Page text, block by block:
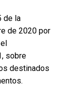
de la
de 2020 por
sobre
destinados